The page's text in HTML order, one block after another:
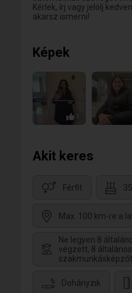
Kérlek, írj vagy jelölj
akarsz ismerni!
Képek
1
Akit keres
Férfit
Max. 100 km-re a
Ne legyen 8
végzett, 8
Dohányzik